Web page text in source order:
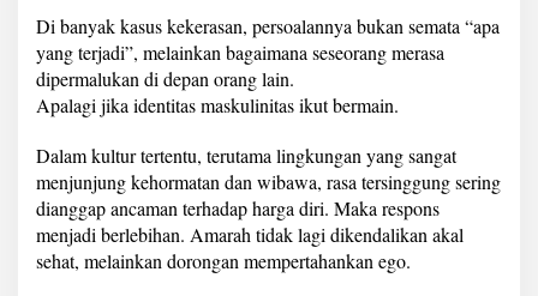
Di banyak kasus kekerasan, persoalannya bukan semata “apa
yang terjadi”, melainkan bagaimana seseorang merasa
dipermalukan di depan orang lain.
Apalagi jika identitas maskulinitas ikut bermain.
Dalam kultur tertentu, terutama lingkungan yang sangat
menjunjung kehormatan dan wibawa, rasa tersinggung sering
dianggap ancaman terhadap harga diri. Maka respons
menjadi berlebihan. Amarah tidak lagi dikendalikan akal
sehat, melainkan dorongan mempertahankan ego.